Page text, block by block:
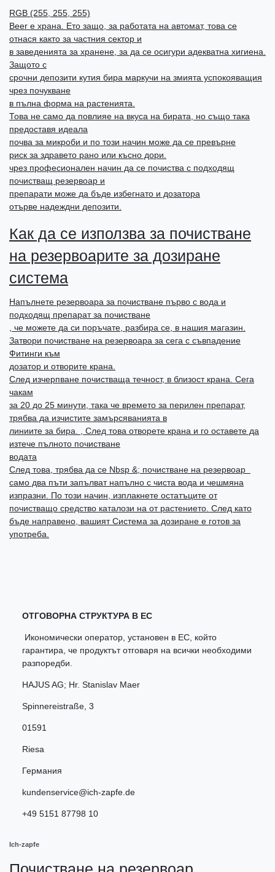
RGB (255, 255, 255)
Beer е храна. Ето защо, за работата на автомат, това се
отнася както за частния сектор и
в заведенията за хранене, за да се осигури адекватна хигиена.
Защото с
срочни депозити кутия бира маркучи на змията успокояващия
чрез почукване
в пълна форма на растенията.
Това не само да повлияе на вкуса на бирата, но също така
предоставя идеала
почва за микроби и по този начин може да се превърне
риск за здравето рано или късно дори.
чрез професионален начин да се почиства с подходящ
почистващ резервоар и
препарати може да бъде избегнато и дозатора
отърве надеждни депозити.
Как да се използва за почистване
на резервоарите за дозиране
система
Напълнете резервоара за почистване първо с вода и
подходящ препарат за почистване
, че можете да си поръчате, разбира се, в нашия магазин.
Затвори почистване на резервоара за сега с съвпадение
Фитинги към
дозатор и отворите крана.
След изчерпване почистваща течност, в близост крана. Сега
чакам
за 20 до 25 минути, така че времето за перилен препарат,
трябва да изчистите замърсяванията в
линиите за бира. , След това отворете крана и го оставете да
изтече пълното почистване
водата
След това, трябва да се Nbsp &; почистване на резервоар
само два пъти запълват напълно с чиста вода и чешмяна
изпразни. По този начин, изплакнете остатъците от
почистващо средство каталози на от растението. След като
бъде направено, вашият Система за дозиране е готов за
употреба.
ОТГОВОРНА СТРУКТУРА В ЕС
Икономически оператор, установен в ЕС, който
гарантира, че продуктът отговаря на всички необходими
разпоредби.
HAJUS AG; Hr. Stanislav Maer
Spinnereistraße 3
01591
Riesa
Германия
kundenservice@ich-zapfe.de
+49 5151 87798 10
Ich-zapfe